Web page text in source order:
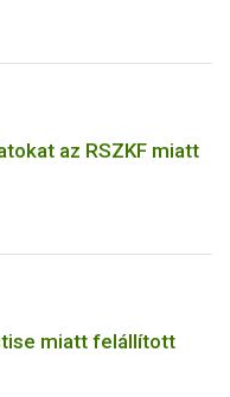
az RSZKF miatt
miatt felállított